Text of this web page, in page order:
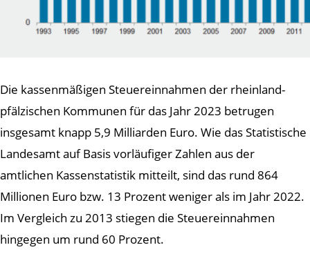
Die kassenmäßigen Steuereinnahmen der rheinland-
pfälzischen Kommunen für das Jahr 2023 betrugen
insgesamt knapp 5,9 Milliarden Euro. Wie das Statistische
Landesamt auf Basis vorläufiger Zahlen aus der
amtlichen Kassenstatistik mitteilt, sind das rund 864
Millionen Euro bzw. 13 Prozent weniger als im Jahr 2022.
Im Vergleich zu 2013 stiegen die Steuereinnahmen
hingegen um rund 60 Prozent.